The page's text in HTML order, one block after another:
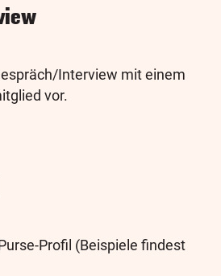
Interview mit einem
vor.
Profil (Beispiele findest